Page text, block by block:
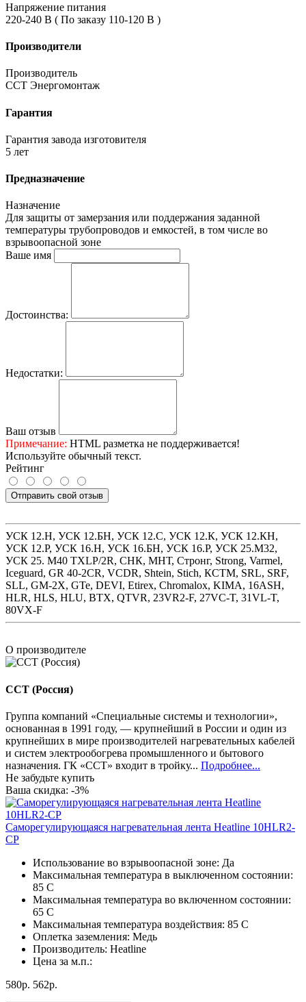
Напряжение питания
220-240 В ( По заказу 110-120 В )
Производители
Производитель
ССТ Энергомонтаж
Гарантия
Гарантия завода изготовителя
5 лет
Предназначение
Назначение
Для защиты от замерзания или поддержания заданной
температуры трубопроводов и емкостей, в том числе во
взрывоопасной зоне
Ваше имя
Достоинства:
Недостатки:
Ваш отзыв
Примечание: HTML разметка не поддерживается!
Используйте обычный текст.
Рейтинг
Отправить свой отзыв
УСК 12.Н, УСК 12.БН, УСК 12.С, УСК 12.К, УСК 12.КН,
УСК 12.Р, УСК 16.Н, УСК 16.БН, УСК 16.Р, УСК 25.М32,
УСК 25. М40 TXLP/2R, СНК, МНТ, Стронг, Strong, Varmel,
Iceguard, GR 40-2CR, VCDR, Shtein, Stich, КСТМ, SRL, SRF,
SLL, GM-2X, GTe, DEVI, Etirex, Chromalox, KIMA, 16ASH,
HLR, HLS, HLU, BTX, QTVR, 23VR2-F, 27VC-T, 31VL-T,
80VX-F
О производителе
ССТ (Россия)
Группа компаний «Специальные системы и технологии»,
основанная в 1991 году, — крупнейший в России и один из
крупнейших в мире производителей нагревательных кабелей
и систем электрообогрева промышленного и бытового
назначения. ГК «ССТ» входит в тройку... Подробнее...
Не забудьте купить
Ваша скидка: -3%
Саморегулирующаяся нагревательная лента Heatline 10HLR2-
CP
Использование во взрывоопасной зоне: Да
Максимальная температура в выключенном состоянии:
85 С
Максимальная температура во включенном состоянии:
65 С
Максимальная температура воздействия: 85 С
Оплетка заземления: Медь
Производитель: Heatline
Цена за м.п.:
580р. 562р.